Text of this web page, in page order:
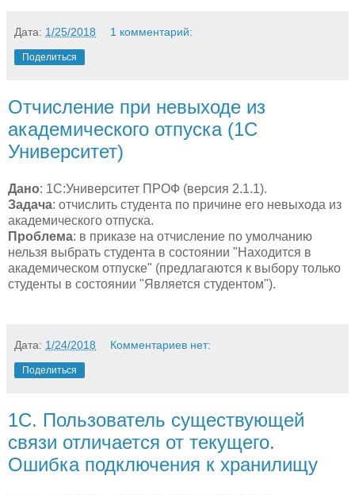
Дата: 1/25/2018 1 комментарий:
Поделиться
Отчисление при невыходе из
академического отпуска (1С
Университет)
Дано: 1С:Университет ПРОФ (версия 2.1.1).
Задача: отчислить студента по причине его невыхода из
академического отпуска.
Проблема: в приказе на отчисление по умолчанию
нельзя выбрать студента в состоянии "Находится в
академическом отпуске" (предлагаются к выбору только
студенты в состоянии "Является студентом").
Дата: 1/24/2018 Комментариев нет:
Поделиться
1С. Пользователь существующей
связи отличается от текущего.
Ошибка подключения к хранилищу